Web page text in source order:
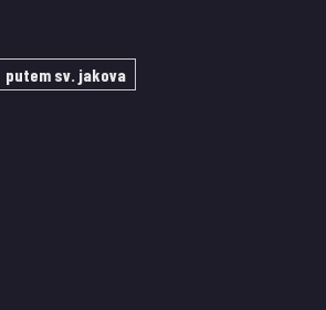
putem sv. jakova